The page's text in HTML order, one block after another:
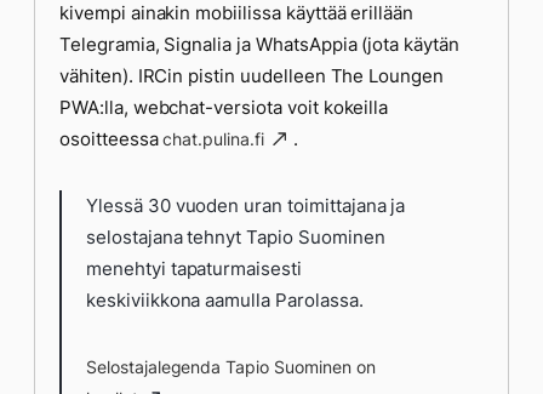
kivempi ainakin mobiilissa käyttää erillään
Telegramia, Signalia ja WhatsAppia (jota käytän
vähiten). IRCin pistin uudelleen The Loungen
PWA:lla, webchat-versiota voit kokeilla
osoitteessachat.pulina.fi .
Ylessä 30 vuoden uran toimittajana ja
selostajana tehnyt Tapio Suominen
menehtyi tapaturmaisesti
keskiviikkona aamulla Parolassa.
Selostajalegenda Tapio Suominen on